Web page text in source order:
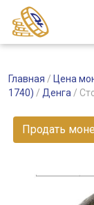
Главная / Цена
1740) / Денга /